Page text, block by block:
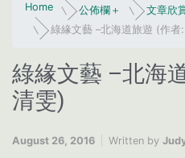
Home 公佈欄＋ 文章欣
綠緣文藝 –北海道旅遊 (作者
綠緣文藝 –北海
清雯)
August 26, 2016 Written by